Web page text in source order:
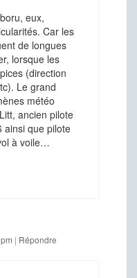
eux,
Car les
de longues
lorsque les
(direction
Le grand
météo
ancien pilote
ainsi que pilote
à voile…
| Répondre